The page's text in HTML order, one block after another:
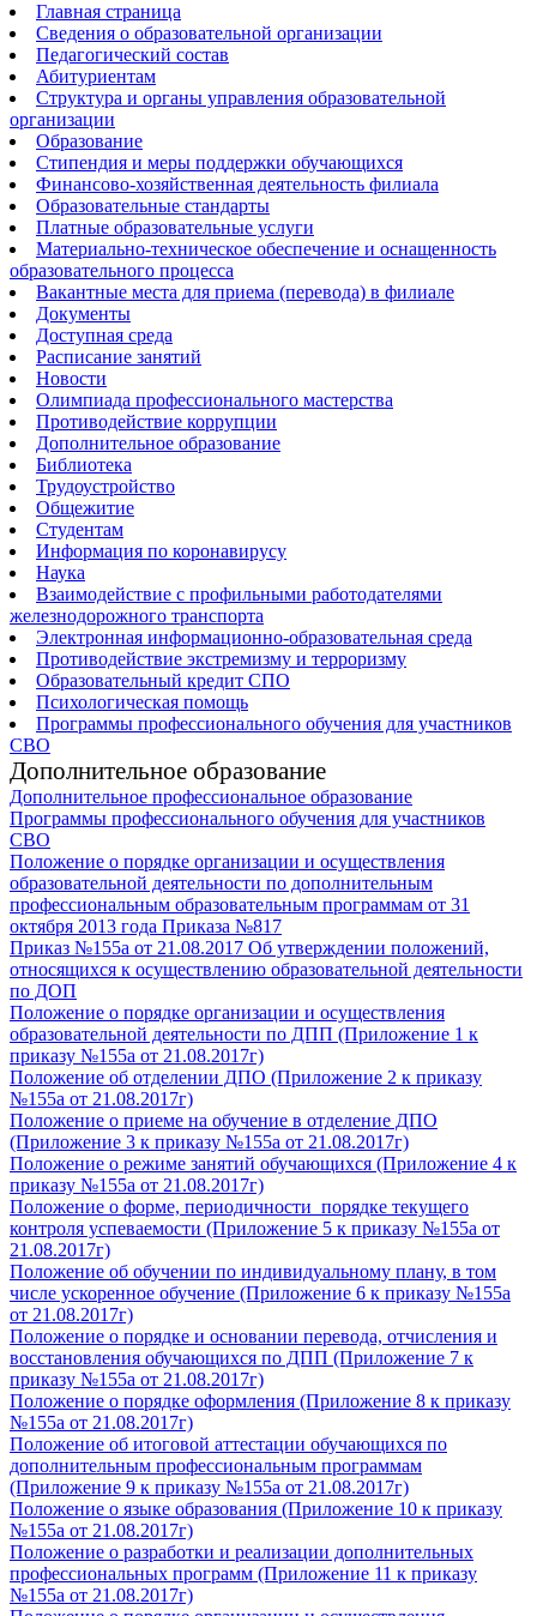
Главная страница
Сведения о образовательной организации
Педагогический состав
Абитуриентам
Структура и органы управления образовательной
организации
Образование
Стипендия и меры поддержки обучающихся
Финансово-хозяйственная деятельность филиала
Образовательные стандарты
Платные образовательные услуги
Материально-техническое обеспечение и оснащенность
образовательного процесса
Вакантные места для приема (перевода) в филиале
Документы
Доступная среда
Расписание занятий
Новости
Олимпиада профессионального мастерства
Противодействие коррупции
Дополнительное образование
Библиотека
Трудоустройство
Общежитие
Студентам
Информация по коронавирусу
Наука
Взаимодействие с профильными работодателями
железнодорожного транспорта
Электронная информационно-образовательная среда
Противодействие экстремизму и терроризму
Образовательный кредит СПО
Психологическая помощь
Программы профессионального обучения для участников
СВО
Дополнительное образование
Дополнительное профессиональное образование
Программы профессионального обучения для участников
СВО
Положение о порядке организации и осуществления
образовательной деятельности по дополнительным
профессиональным образовательным программам от 31
октября 2013 года Приказа №817
Приказ №155а от 21.08.2017 Об утверждении положений,
относящихся к осуществлению образовательной деятельности
по ДОП
Положение о порядке организации и осуществления
образовательной деятельности по ДПП (Приложение 1 к
приказу №155а от 21.08.2017г)
Положение об отделении ДПО (Приложение 2 к приказу
№155а от 21.08.2017г)
Положение о приеме на обучение в отделение ДПО
(Приложение 3 к приказу №155а от 21.08.2017г)
Положение о режиме занятий обучающихся (Приложение 4 к
приказу №155а от 21.08.2017г)
Положение о форме, периодичности порядке текущего
контроля успеваемости (Приложение 5 к приказу №155а от
21.08.2017г)
Положение об обучении по индивидуальному плану, в том
числе ускоренное обучение (Приложение 6 к приказу №155а
от 21.08.2017г)
Положение о порядке и основании перевода, отчисления и
восстановления обучающихся по ДПП (Приложение 7 к
приказу №155а от 21.08.2017г)
Положение о порядке оформления (Приложение 8 к приказу
№155а от 21.08.2017г)
Положение об итоговой аттестации обучающихся по
дополнительным профессиональным программам
(Приложение 9 к приказу №155а от 21.08.2017г)
Положение о языке образования (Приложение 10 к приказу
№155а от 21.08.2017г)
Положение о разработки и реализации дополнительных
профессиональных программ (Приложение 11 к приказу
№155а от 21.08.2017г)